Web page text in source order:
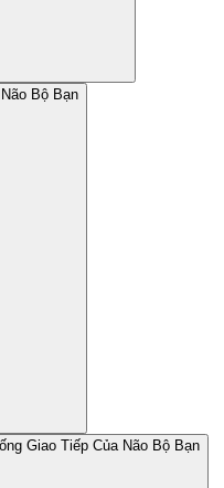
Bộ Bạn
Giao Tiếp Của Não Bộ Bạn